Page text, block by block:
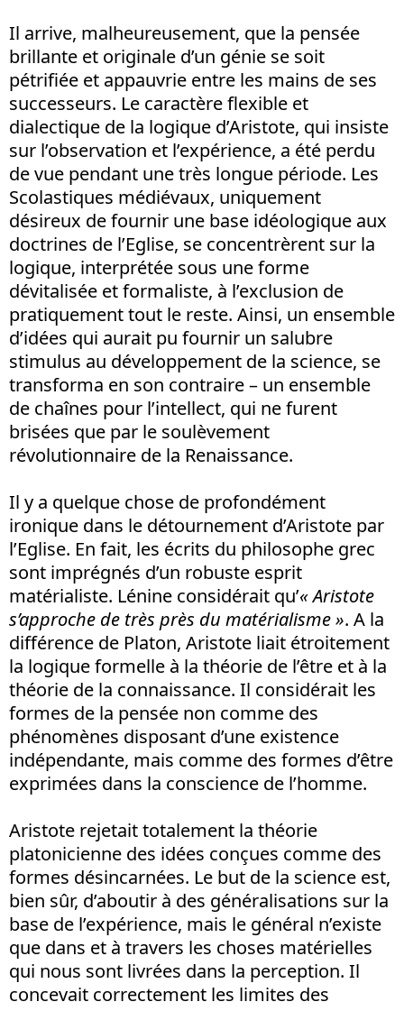
Il arrive, malheureusement, que la pensée
brillante et originale d’un génie se soit
pétrifiée et appauvrie entre les mains de ses
successeurs. Le caractère flexible et
dialectique de la logique d’Aristote, qui insiste
sur l’observation et l’expérience, a été perdu
de vue pendant une très longue période. Les
Scolastiques médiévaux, uniquement
désireux de fournir une base idéologique aux
doctrines de l’Eglise, se concentrèrent sur la
logique, interprétée sous une forme
dévitalisée et formaliste, à l’exclusion de
pratiquement tout le reste. Ainsi, un ensemble
d’idées qui aurait pu fournir un salubre
stimulus au développement de la science, se
transforma en son contraire – un ensemble
de chaînes pour l’intellect, qui ne furent
brisées que par le soulèvement
révolutionnaire de la Renaissance.
Il y a quelque chose de profondément
ironique dans le détournement d’Aristote par
l’Eglise. En fait, les écrits du philosophe grec
sont imprégnés d’un robuste esprit
matérialiste. Lénine considérait qu’« Aristote
s’approche de très près du matérialisme ». A la
différence de Platon, Aristote liait étroitement
la logique formelle à la théorie de l’être et à la
théorie de la connaissance. Il considérait les
formes de la pensée non comme des
phénomènes disposant d’une existence
indépendante, mais comme des formes d’être
exprimées dans la conscience de l’homme.
Aristote rejetait totalement la théorie
platonicienne des idées conçues comme des
formes désincarnées. Le but de la science est,
bien sûr, d’aboutir à des généralisations sur la
base de l’expérience, mais le général n’existe
que dans et à travers les choses matérielles
qui nous sont livrées dans la perception. Il
concevait correctement les limites des